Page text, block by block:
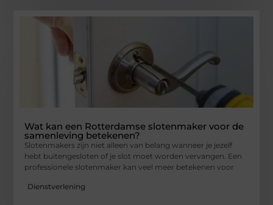
Wat kan een Rotterdamse slotenmaker voor de
samenleving betekenen?
Slotenmakers zijn niet alleen van belang wanneer je jezelf
hebt buitengesloten of je slot moet worden vervangen. Een
professionele slotenmaker kan veel meer betekenen voor
Dienstverlening